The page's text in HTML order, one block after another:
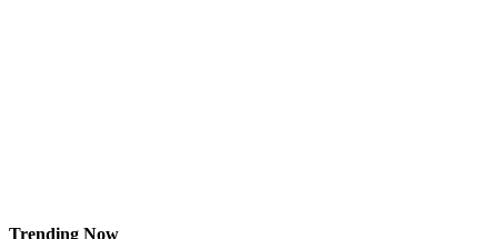
Trending Now